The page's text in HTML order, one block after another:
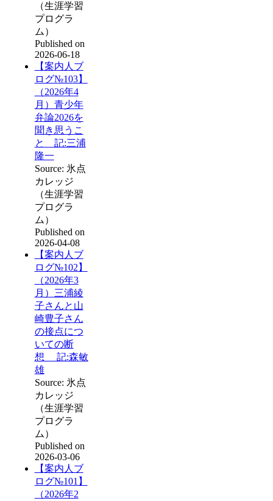
（生涯学習
プログラ
ム）
Published on
2026-06-18
【案内人ブ
ログ№103】
（2026年4
月）青少年
弁論2026を
聞き思うこ
と 記:三浦
隆一
Source: 氷点
カレッジ
（生涯学習
プログラ
ム）
Published on
2026-04-08
【案内人ブ
ログ№102】
（2026年3
月）三浦綾
子さんと山
崎豊子さん
の接点につ
いての断
想 記:森敏
雄
Source: 氷点
カレッジ
（生涯学習
プログラ
ム）
Published on
2026-03-06
【案内人ブ
ログ№101】
（2026年2